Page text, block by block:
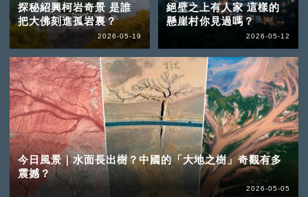
探秘紹興柯岩奇景 是誰
把大佛刻進孤岩裏？
2026-05-19
絕壁之上有人家 這樣的
懸崖村你見過嗎？
2026-05-12
今日風景｜水面長出樹？中國的「大地之樹」奇觀有多
震撼？
2026-05-05